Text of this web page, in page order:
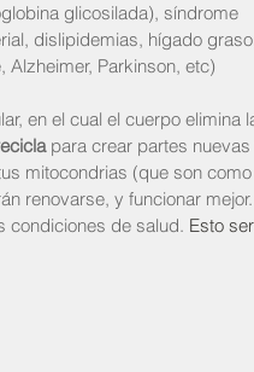
glicosilada), síndrome
dislipidemias, hígado
Parkinson, etc)
en el cual el cuerpo elimina
para crear partes nuevas
mitocondrias (que son como
renovarse, y funcionar
condiciones de salud. Esto